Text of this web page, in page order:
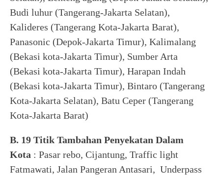
Budi luhur (Tangerang-Jakarta Selatan),
Kalideres (Tangerang Kota-Jakarta Barat),
Panasonic (Depok-Jakarta Timur), Kalimalang
(Bekasi kota-Jakarta Timur), Sumber Arta
(Bekasi kota-Jakarta Timur), Harapan Indah
(Bekasi kota-Jakarta Timur), Bintaro (Tangerang
Kota-Jakarta Selatan), Batu Ceper (Tangerang
Kota-Jakarta Barat)
B. 19 Titik Tambahan Penyekatan Dalam
Kota : Pasar rebo, Cijantung, Traffic light
Fatmawati, Jalan Pangeran Antasari, Underpass